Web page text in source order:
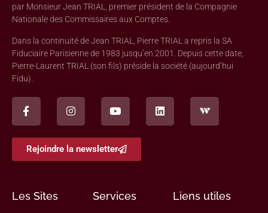
par Monsieur Jean TRIAL, premier président de la Compagnie
Nationale des Commissaires aux Comptes.
Dans la continuité de Jean TRIAL, Pierre TRIAL a repris la SA
Fiduciaire Parisienne de 1983 jusqu’en 2001. Depuis cette date,
Pierre-Laurent TRIAL (son fils) préside la société (aujourd’hui
Fidu).
Rejoindre la newsletter
Les Sites Services Liens utiles